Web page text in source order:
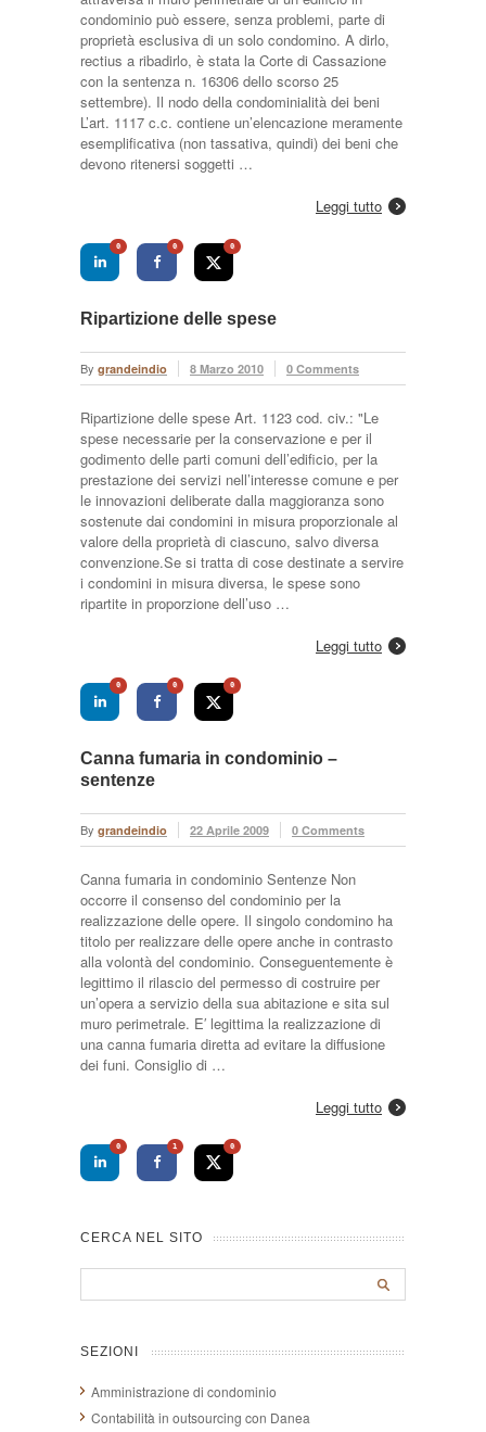
condominio può essere, senza problemi, parte di
proprietà esclusiva di un solo condomino. A dirlo,
rectius a ribadirlo, è stata la Corte di Cassazione
con la sentenza n. 16306 dello scorso 25
settembre). Il nodo della condominialità dei beni
L’art. 1117 c.c. contiene un’elencazione meramente
esemplificativa (non tassativa, quindi) dei beni che
devono ritenersi soggetti …
Leggi tutto
0 0 0
Ripartizione delle spese
By grandeindio 8 Marzo 2010 0 Comments
Ripartizione delle spese Art. 1123 cod. civ.: "Le
spese necessarie per la conservazione e per il
godimento delle parti comuni dell’edificio, per la
prestazione dei servizi nell’interesse comune e per
le innovazioni deliberate dalla maggioranza sono
sostenute dai condomini in misura proporzionale al
valore della proprietà di ciascuno, salvo diversa
convenzione.Se si tratta di cose destinate a servire
i condomini in misura diversa, le spese sono
ripartite in proporzione dell’uso …
Leggi tutto
0 0 0
Canna fumaria in condominio –
sentenze
By grandeindio 22 Aprile 2009 0 Comments
Canna fumaria in condominio Sentenze Non
occorre il consenso del condominio per la
realizzazione delle opere. Il singolo condomino ha
titolo per realizzare delle opere anche in contrasto
alla volontà del condominio. Conseguentemente è
legittimo il rilascio del permesso di costruire per
un’opera a servizio della sua abitazione e sita sul
muro perimetrale. E′ legittima la realizzazione di
una canna fumaria diretta ad evitare la diffusione
dei funi. Consiglio di …
Leggi tutto
0 1 0
CERCA NEL SITO
SEZIONI
Amministrazione di condominio
Contabilità in outsourcing con Danea